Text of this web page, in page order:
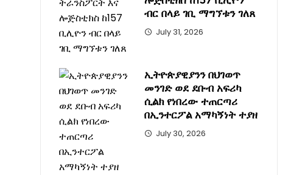
ብር በላይ ገቢ ማግኘቱን ገለጸ
July 31, 2026
ኢትዮጵያዊያንን በህገወጥ
መንገድ ወደ ደቡብ አፍሪካ
ሲልክ የነበረው ተጠርጣሪ
በኢንተርፖል አማካኝነት ተያዘ
July 30, 2026